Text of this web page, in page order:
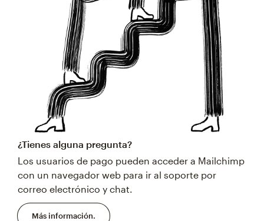
¿Tienes alguna pregunta?
Los usuarios de pago pueden acceder a Mailchimp
con un navegador web para ir al soporte por
correo electrónico y chat.
Más información.